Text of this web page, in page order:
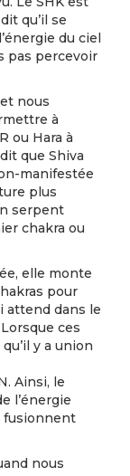
qu’il se
du ciel
pas percevoir
nous
à
ou Hara à
que Shiva
manifestée
plus
serpent
chakra ou
elle monte
pour
attend dans le
ces
y a union
Ainsi, le
l’énergie
fusionnent
nous